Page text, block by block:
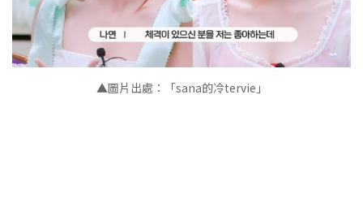
▲圖片出處：「sana的冷tervie」